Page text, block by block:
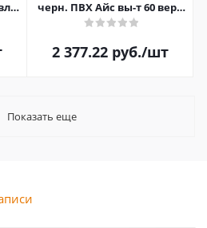
черн. ПВХ Айс вы-т 60 верх
вы-т 60 слева вы-т 60 справа
2 377.22руб./шт
Показать еще